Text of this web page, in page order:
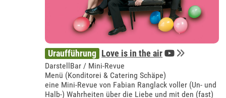
Uraufführung Love is in the air
DarstellBar / Mini-Revue
Menü (Konditorei & Catering Schäpe)
eine Mini-Revue von Fabian Ranglack voller (Un- und
Halb-) Wahrheiten über die Liebe und mit den (fast)